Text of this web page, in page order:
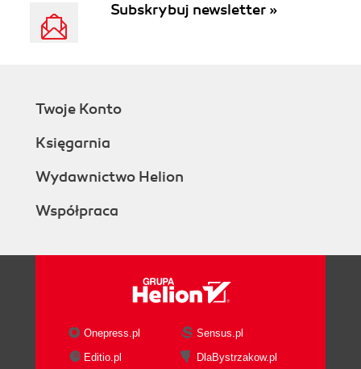
Subskrybuj newsletter »
Twoje Konto
Księgarnia
Wydawnictwo Helion
Współpraca
Onepress.pl
Sensus.pl
Editio.pl
DlaBystrzakow.pl